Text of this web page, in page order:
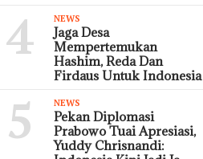
4 NEWS
Jaga Desa
Mempertemukan
Hashim, Reda Dan
Firdaus Untuk Indonesia
5 NEWS
Pekan Diplomasi
Prabowo Tuai Apresiasi,
Yuddy Chrisnandi: